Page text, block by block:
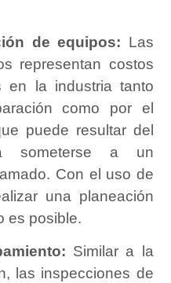
de equipos: Las
representan costos
en la industria tanto
como por el
puede resultar del
someterse a un
Con el uso de
una planeación
es posible.
Similar a la
las inspecciones de